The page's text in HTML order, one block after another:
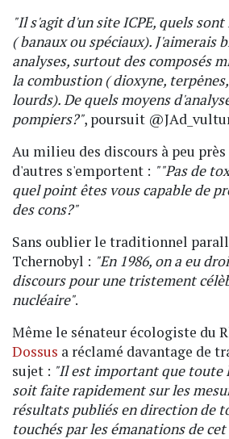
"Il s'agit d'un site ICPE, quels
( banaux ou spéciaux). J'aimerais
analyses, surtout des composés
la combustion ( dioxyne,
lourds). De quels moyens
pompiers?", poursuit
Au milieu des discours à peu
d'autres s'emportent : ""Pas de
quel point êtes vous capable de
des cons?"
Sans oublier le traditionnel
Tchernobyl : "En 1986, on a eu
discours pour une tristement
nucléaire".
Même le sénateur écologiste du
Dossus a réclamé davantage de
sujet : "Il est important que toute
soit faite rapidement sur les
résultats publiés en direction de
touchés par les émanations de